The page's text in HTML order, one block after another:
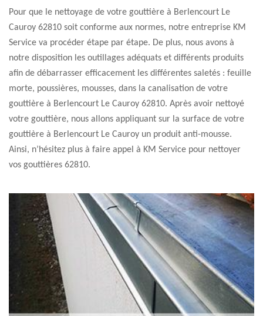
Pour que le nettoyage de votre gouttière à Berlencourt Le
Cauroy 62810 soit conforme aux normes, notre entreprise KM
Service va procéder étape par étape. De plus, nous avons à
notre disposition les outillages adéquats et différents produits
afin de débarrasser efficacement les différentes saletés : feuille
morte, poussières, mousses, dans la canalisation de votre
gouttière à Berlencourt Le Cauroy 62810. Après avoir nettoyé
votre gouttière, nous allons appliquant sur la surface de votre
gouttière à Berlencourt Le Cauroy un produit anti-mousse.
Ainsi, n’hésitez plus à faire appel à KM Service pour nettoyer
vos gouttières 62810.